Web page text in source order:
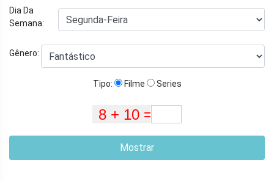
Dia Da
Semana:
Gênero:
Tipo: Filme Series
Mostrar